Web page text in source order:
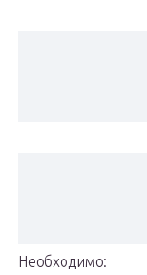
Необходимо: